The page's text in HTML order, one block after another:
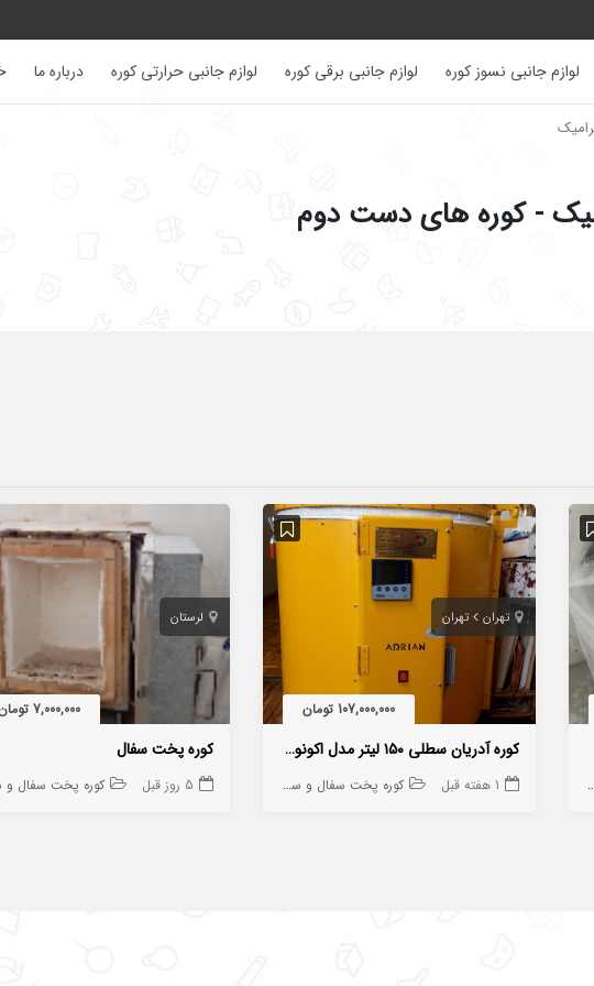
لوازم جانبی نسوز کوره لوازم جانبی برقی کوره لوازم جانبی حرارتی کوره درباره ما
- کوره های دست دوم
تهران تهران
107,000,000 تومان
کوره آدریان سطلی ۱۵۰ لیتر مدل اکونومی
1 هفته قبل کوره پخت سفال و سرامیک
لرستان
7,000,000 تومان
کوره پخت سفال
5 روز قبل کوره پخت سفال و